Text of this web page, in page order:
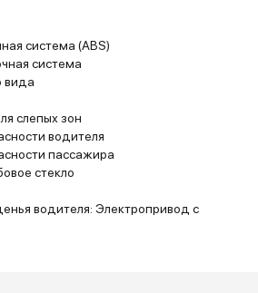
система (ABS)
система
вида
слепых зон
водителя
пассажира
стекло
водителя: Электропривод с